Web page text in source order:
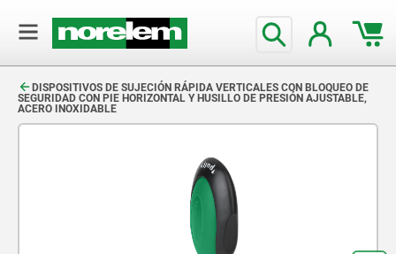
DISPOSITIVOS DE SUJECIÓN RÁPIDA VERTICALES CON BLOQUEO DE
SEGURIDAD CON PIE HORIZONTAL Y HUSILLO DE PRESIÓN AJUSTABLE,
ACERO INOXIDABLE